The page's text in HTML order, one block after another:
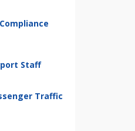
Staff
Traffic